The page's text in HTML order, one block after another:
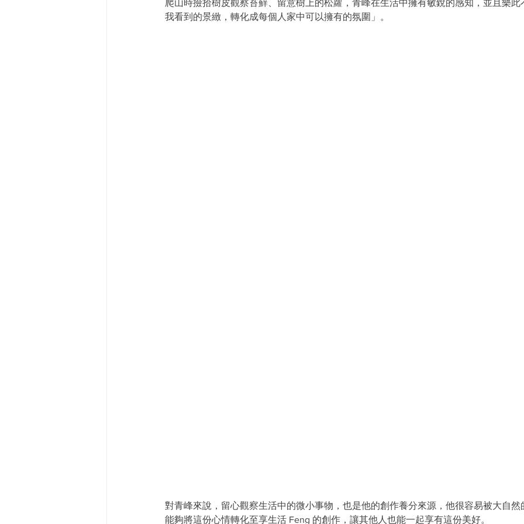
爬山時撿拾樹皮觀察苔蘚、留意樹上的松蘿，青峰在生活中擁有敏銳的感知，並且樂此
我看到的景緻，轉化成每個人家中可以擁有的氛圍」。
對青峰來說，留心觀察生活中的微小事物，也是他的創作養分來源，他很容易被大自然
能夠將這份心情轉化至享生活 Feng 的創作，讓其他人也能一起享有這份美好。